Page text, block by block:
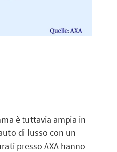
è tuttavia ampia in
di lusso con un
presso AXA hanno